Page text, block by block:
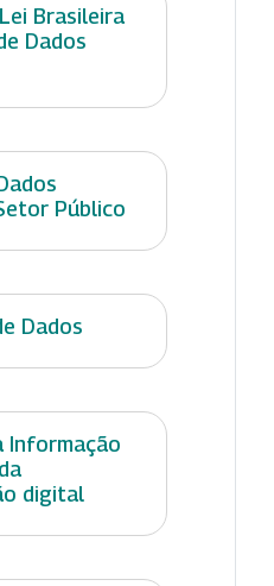
Brasileira
Dados
Público
Dados
Informação
digital